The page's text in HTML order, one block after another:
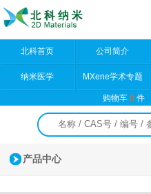
北科首页 公司简介
纳米医学 MXene学术专题
购物车0件
产品中心